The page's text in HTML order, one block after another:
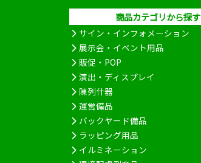
商品カテゴリから探す
サイン・インフォメーション
展示会・イベント用品
販促・POP
演出・ディスプレイ
陳列什器
運営備品
バックヤード備品
ラッピング用品
イルミネーション